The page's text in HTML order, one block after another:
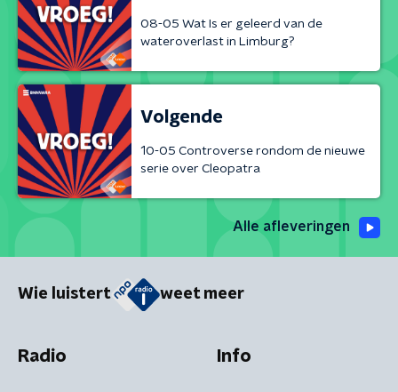
08-05 Wat Is er geleerd van de
wateroverlast in Limburg?
Volgende
10-05 Controverse rondom de nieuwe
serie over Cleopatra
Alle afleveringen
Wie luistert weet meer
Radio Info